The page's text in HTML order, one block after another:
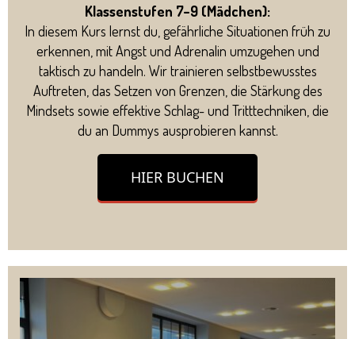
Klassenstufen 7–9 (Mädchen):
In diesem Kurs lernst du, gefährliche Situationen früh zu
erkennen, mit Angst und Adrenalin umzugehen und
taktisch zu handeln. Wir trainieren selbstbewusstes
Auftreten, das Setzen von Grenzen, die Stärkung des
Mindsets sowie effektive Schlag- und Tritttechniken, die
du an Dummys ausprobieren kannst.
HIER BUCHEN